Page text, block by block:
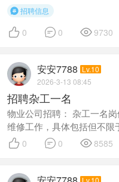
招聘信息
 0  0 9730
安安7788 Lv.10
2026-3-13 08:45
招聘杂工一名
物业公司招聘： 杂工一名
维修工作，具体包括但不限
 0  0  8585
Lv.10